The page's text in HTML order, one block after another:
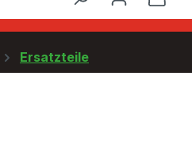
Ersatzteile